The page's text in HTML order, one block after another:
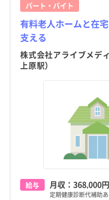
パート・バイト
有料老人ホームと在
支える
株式会社アライブメデ
上原駅）
給与 月収： 368,000円
定期健康診断代補助